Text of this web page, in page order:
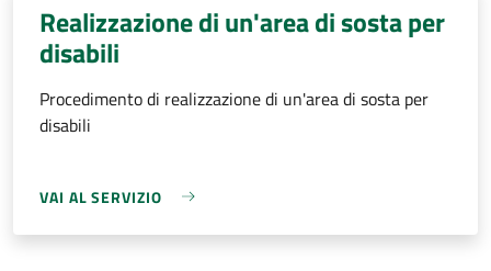
Realizzazione di un'area di sosta per
disabili
Procedimento di realizzazione di un'area di sosta per
disabili
VAI AL SERVIZIO